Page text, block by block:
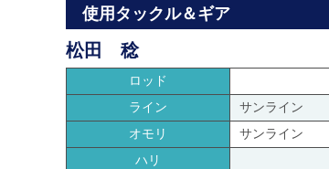
使用タックル＆ギア
松田 稔
ロッド
ライン
サンライン
オモリ
サンライン
ハリ